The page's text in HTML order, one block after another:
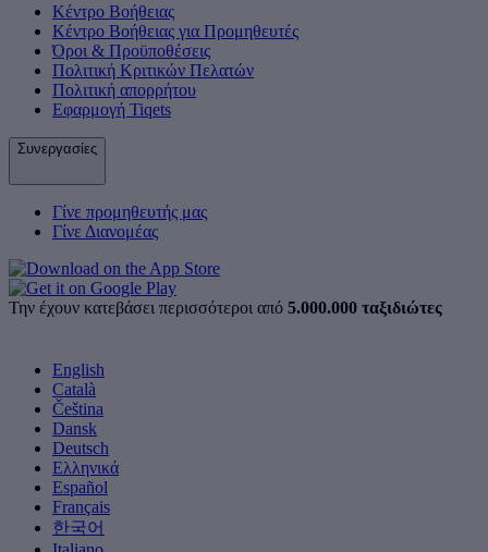
Κέντρο Βοήθειας
Κέντρο Βοήθειας για Προμηθευτές
Όροι & Προϋποθέσεις
Πολιτική Κριτικών Πελατών
Πολιτική απορρήτου
Εφαρμογή Tiqets
Συνεργασίες
Γίνε προμηθευτής μας
Γίνε Διανομέας
Την έχουν κατεβάσει περισσότεροι από 5.000.000 ταξιδιώτες
English
Català
Čeština
Dansk
Deutsch
Ελληνικά
Español
Français
한국어